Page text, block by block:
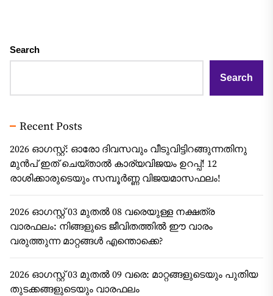
Search
Search
Recent Posts
2026 ഓഗസ്റ്റ്: ഓരോ ദിവസവും വീടുവിട്ടിറങ്ങുന്നതിനു
മുൻപ് ഇത് ചെയ്താൽ കാര്യവിജയം ഉറപ്പ്! 12
രാശിക്കാരുടെയും സമ്പൂർണ്ണ വിജയമാസഫലം!
2026 ഓഗസ്റ്റ് 03 മുതൽ 08 വരെയുള്ള നക്ഷത്ര
വാരഫലം: നിങ്ങളുടെ ജീവിതത്തിൽ ഈ വാരം
വരുത്തുന്ന മാറ്റങ്ങൾ എന്തൊക്കെ?
2026 ഓഗസ്റ്റ് 03 മുതൽ 09 വരെ: മാറ്റങ്ങളുടെയും പുതിയ
തുടക്കങ്ങളുടെയും വാരഫലം